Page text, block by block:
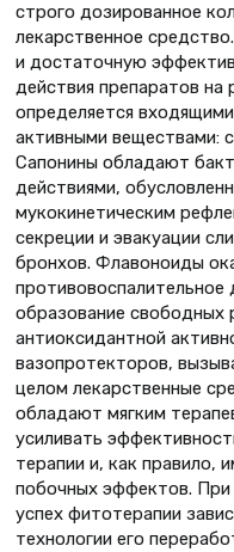
строго дозированное
лекарственное
и достаточную
действия препаратов на
определяется
активными веществами:
Сапонины обладают
действиями,
мукокинетическим
секреции и эвакуации
бронхов. Флавоноиды
противовоспалительное
образование свободных
антиоксидантной
вазопротекторов,
целом лекарственные
обладают мягким
усиливать
терапии и, как правило,
побочных эффектов.
успех фитотерапии
технологии его